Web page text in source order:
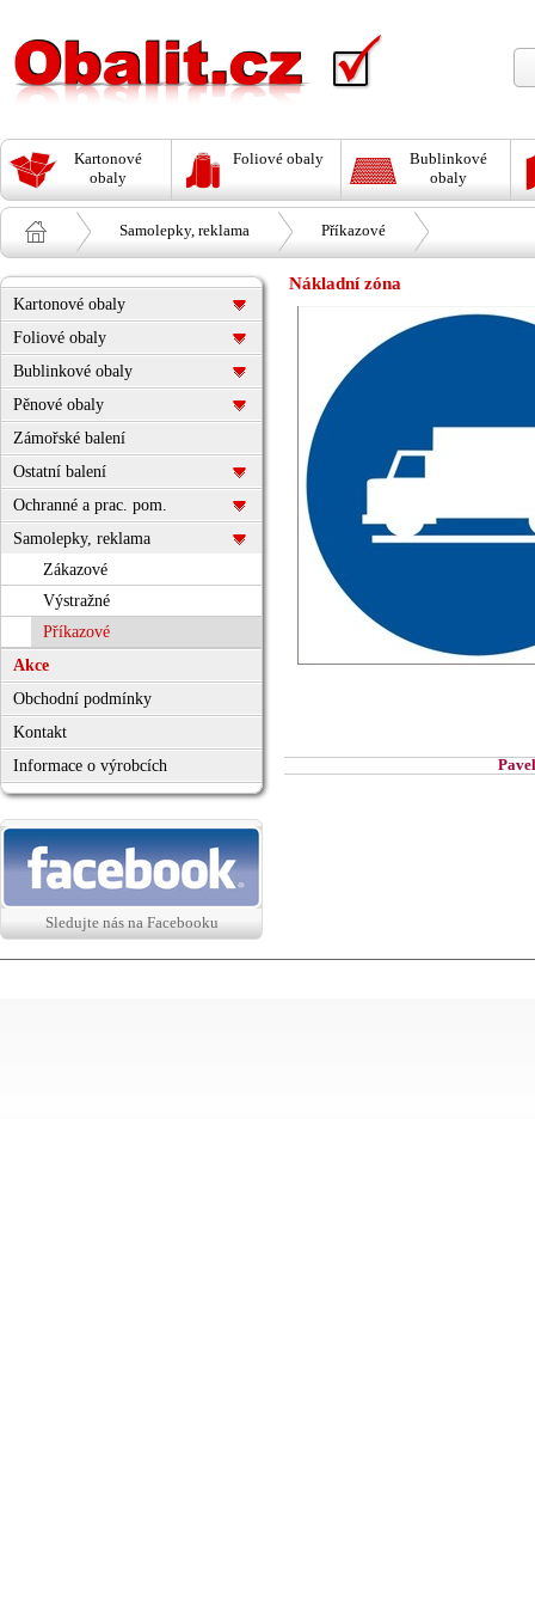
Kartonové
obaly
Foliové obaly
Bublinkové
obaly
Samolepky, reklama Příkazové
Nákladní zóna
Kartonové obaly
Foliové obaly
Bublinkové obaly
Pěnové obaly
Zámořské balení
Ostatní balení
Ochranné a prac. pom.
Samolepky, reklama
Zákazové
Výstražné
Příkazové
Akce
Obchodní podmínky
Kontakt
Informace o výrobcích
Sledujte nás na Facebooku